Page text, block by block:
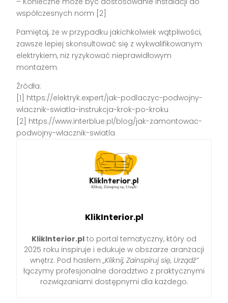
współczesnych norm [2]
Pamiętaj, że w przypadku jakichkolwiek wątpliwości,
zawsze lepiej skonsultować się z wykwalifikowanym
elektrykiem, niż ryzykować nieprawidłowym
montażem.
Źródła:
[1] https://elektryk.expert/jak-podlaczyc-podwojny-
wlacznik-swiatla-instrukcja-krok-po-kroku
[2] https://www.interblue.pl/blog/jak-zamontowac-
podwojny-wlacznik-swiatla
KlikInterior.pl
KlikInterior.pl to portal tematyczny, który od
2025 roku inspiruje i edukuje w obszarze aranżacji
wnętrz. Pod hasłem „Kliknij, Zainspiruj się, Urządź”
łączymy profesjonalne doradztwo z praktycznymi
rozwiązaniami dostępnymi dla każdego.